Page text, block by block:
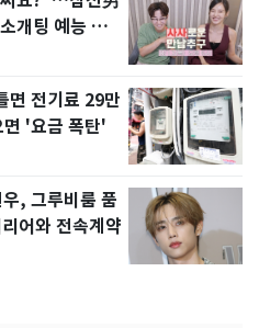
개팅 예능 화
면 전기료 29만
'요금 폭탄'
, 그루비룸 품
어와 전속계약